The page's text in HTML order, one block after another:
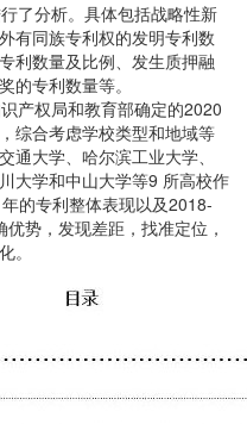
了分析。具体包括战略性新
有同族专利权的发明专利数
利数量及比例、发生质押融
的专利数量等。
产权局和教育部确定的2020
综合考虑学校类型和地域等
通大学、哈尔滨工业大学、
大学和中山大学等9 所高校作
的专利整体表现以及2018-
势，发现差距，找准定位，
。